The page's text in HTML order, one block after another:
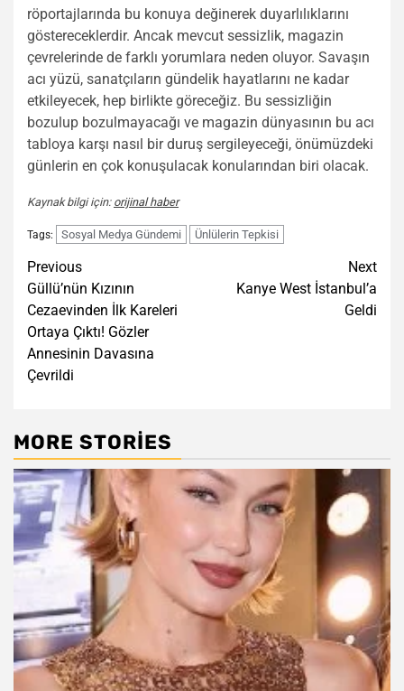
röportajlarında bu konuya değinerek duyarlılıklarını
göstereceklerdir. Ancak mevcut sessizlik, magazin
çevrelerinde de farklı yorumlara neden oluyor. Savaşın
acı yüzü, sanatçıların gündelik hayatlarını ne kadar
etkileyecek, hep birlikte göreceğiz. Bu sessizliğin
bozulup bozulmayacağı ve magazin dünyasının bu acı
tabloya karşı nasıl bir duruş sergileyeceği, önümüzdeki
günlerin en çok konuşulacak konularından biri olacak.
Kaynak bilgi için: orijinal haber
Tags: Sosyal Medya Gündemi Ünlülerin Tepkisi
Post
navigation
Previous
Güllü’nün Kızının
Cezaevinden İlk Kareleri
Ortaya Çıktı! Gözler
Annesinin Davasına
Çevrildi
Next
Kanye West İstanbul’a
Geldi
MORE STORIES